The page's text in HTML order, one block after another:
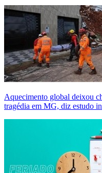
Aquecimento global deixou
tragédia em MG, diz estudo